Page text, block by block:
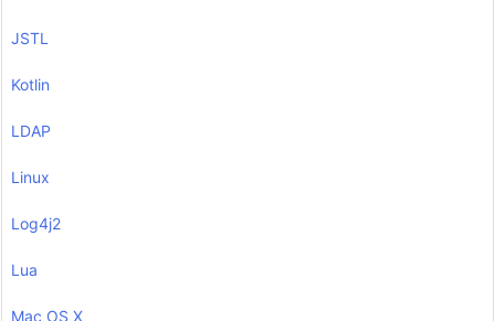
JSTL
Kotlin
LDAP
Linux
Log4j2
Lua
Mac OS X